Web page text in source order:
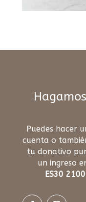
Puedes hacer
cuenta o
tu donativo
un ingreso
ES30